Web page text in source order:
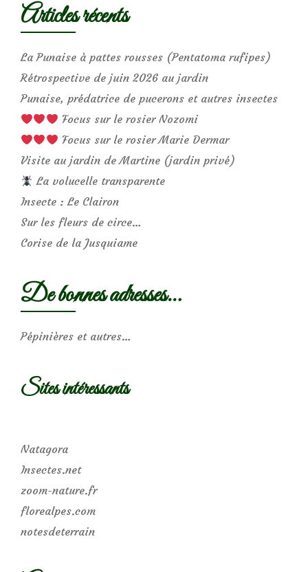
Articles récents
La Punaise à pattes rousses (Pentatoma rufipes)
Rétrospective de juin 2026 au jardin
Punaise, prédatrice de pucerons et autres insectes
Focus sur le rosier Nozomi
Focus sur le rosier Marie Dermar
Visite au jardin de Martine (jardin privé)
La volucelle transparente
Insecte : Le Clairon
Sur les fleurs de circe…
Corise de la Jusquiame
De bonnes adresses…
Pépinières et autres…
Sites intéressants
Natagora
Insectes.net
zoom-nature.fr
florealpes.com
notesdeterrain